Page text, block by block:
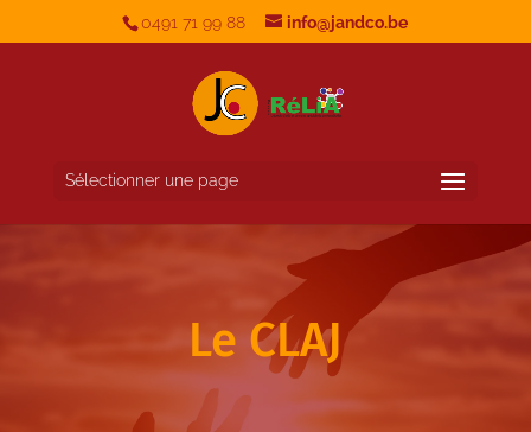
0491 71 99 88 info@jandco.be
Sélectionner une page
Le CLAJ